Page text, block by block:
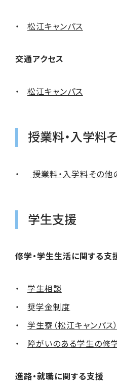
松江キャンパス
交通アクセス
松江キャンパス
授業料・入学料
授業料・入学料その他
学生支援
修学・学生生活に関する支
学生相談
奨学金制度
学生寮（松江キャンパス）
障がいのある学生の修
進路・就職に関する支援